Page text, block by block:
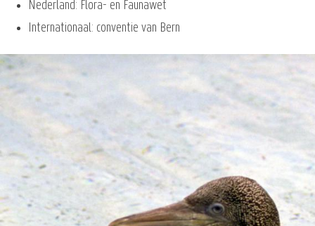
Nederland: Flora- en Faunawet
Internationaal: conventie van Bern